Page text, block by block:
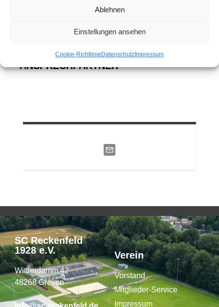
Ablehnen
Einstellungen ansehen
Cookie-RichtlinieDatenschutzImpressum
ANSPRECHPARTNER
SC Reckenfeld
1928 e.V.
Wittlerdamm 42
48268 Greven
Verein
Vorstand
Mitglieder-Service
Impressum